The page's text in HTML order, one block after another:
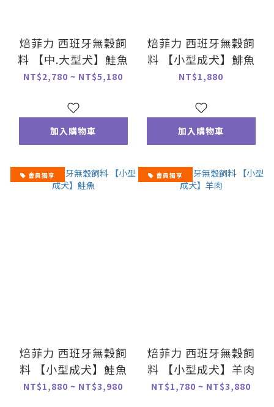
焙菲力 西班牙無穀飼
料 【中.大型犬】鮭魚
NT$2,780 ~ NT$5,180
加入購物車
焙菲力 西班牙無穀飼
料 【小型成犬】鯡魚
NT$1,880
加入購物車
會員獨享
焙菲力 西班牙無穀飼
料 【小型成犬】鮭魚
NT$1,880 ~ NT$3,980
會員獨享
焙菲力 西班牙無穀飼
料 【小型成犬】羊肉
NT$1,780 ~ NT$3,880